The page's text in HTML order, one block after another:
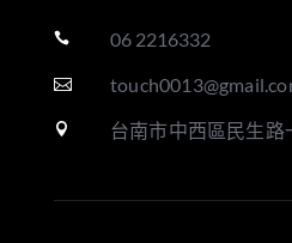
 06 2216332

 台南市中西區民生路